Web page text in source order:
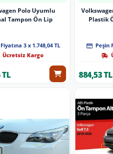
Polo Uyumlu
Tampon Ön Lip
3 x 1.748,04 TL
Ücretsiz Kargo
Plastik
Peşin
884,53 TL